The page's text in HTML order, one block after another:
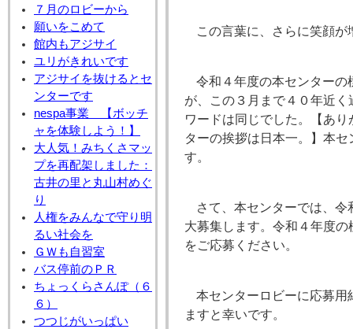
７月のロビーから
願いをこめて
館内もアジサイ
ユリがきれいです
アジサイを抜けるとセ
ンターです
nespa事業 【ボッチ
ャを体験しよう！】
大人気！みちくさマッ
プを再配架しました：
古井の里と丸山村めぐ
り
人権をみんなで守り明
るい社会を
ＧＷも自習室
バス停前のＰＲ
ちょっくらさんぽ（６
６）
つつじがいっぱい
この言葉に、さらに笑顔
令和４年度の本センター
が、この３月まで４０年近
ワードは同じでした。【あ
ターの挨拶は日本一。】本
す。
さて、本センターでは、
大募集します。令和４年度
をご応募ください。
本センターロビーに応募
ますと幸いです。